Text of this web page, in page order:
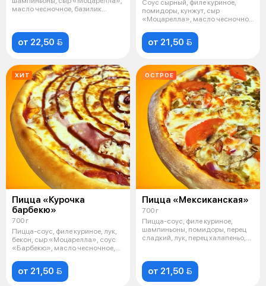
масло чесночное, базилик
от 22,50 
Соус сырный, филе куриное,
помидоры, кунжут, сыр
«Моцарелла», масло чесночное,
от 21,50 
ХИТ
Пицца «Курочка
барбекю»
700 г
Пицца-соус, филе куриное, лук,
бекон, сыр «Моцарелла», соус
«Барбекю», масло чесночное,
от 21,50 
ОСТРОЕ
Пицца «Мексиканская»
700 г
Пицца-соус, филе куриное,
шампиньоны, помидоры, перец
сладкий, лук, перец халапеньо,
от 21,50 